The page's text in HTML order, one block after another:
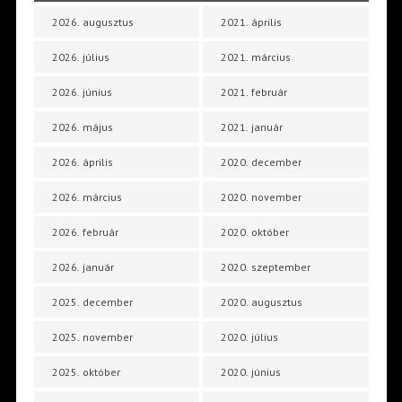
2026. augusztus
2026. július
2026. június
2026. május
2026. április
2026. március
2026. február
2026. január
2025. december
2025. november
2025. október
2021. április
2021. március
2021. február
2021. január
2020. december
2020. november
2020. október
2020. szeptember
2020. augusztus
2020. július
2020. június